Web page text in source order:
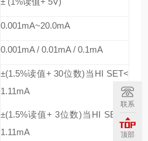
0.001mA~20.0mA
0.001mA / 0.01mA / 0.1mA
±(1.5%读值+ 30位数)当 HI SET<
1.11mA
±(1.5%读值+ 3位数)当 HI SET
1.11mA
联系
顶部